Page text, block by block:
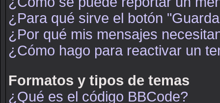
¿Para qué sirve el botón
¿Por qué mis mensajes
¿Cómo hago para reactivar un
Formatos y tipos de temas
¿Qué es el código BBCode?